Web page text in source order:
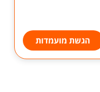
הגשת מועמדות